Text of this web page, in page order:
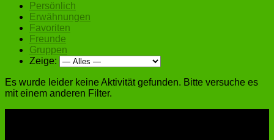
Persönlich
Erwähnungen
Favoriten
Freunde
Gruppen
Zeige:
Es wurde leider keine Aktivität gefunden. Bitte versuche es
mit einem anderen Filter.